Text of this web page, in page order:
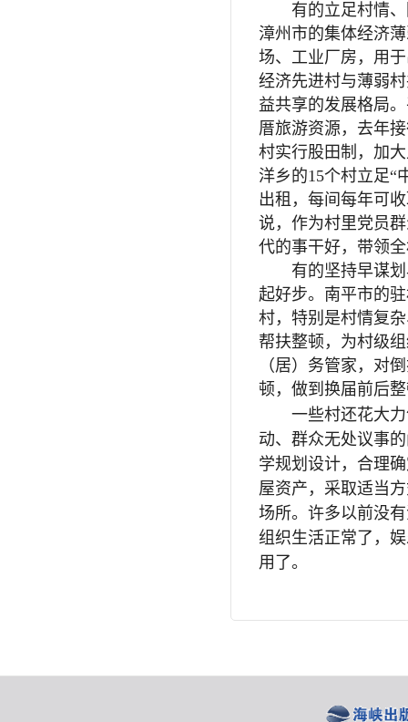
有的立足村情、
漳州市的集体经济
场、工业厂房，用
经济先进村与薄弱
益共享的发展格局
厝旅游资源，去年
村实行股田制，加
洋乡的15个村立足“
出租，每间每年可
说，作为村里党员
代的事干好，带领
有的坚持早谋划
起好步。南平市的
村，特别是村情复
帮扶整顿，为村级
（居）务管家，对
顿，做到换届前后
一些村还花大力
动、群众无处议事
学规划设计，合理
屋资产，采取适当
场所。许多以前没
组织生活正常了，
用了。